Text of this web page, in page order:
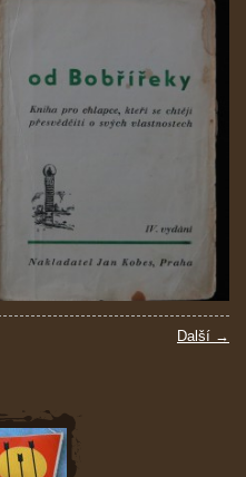
Další →